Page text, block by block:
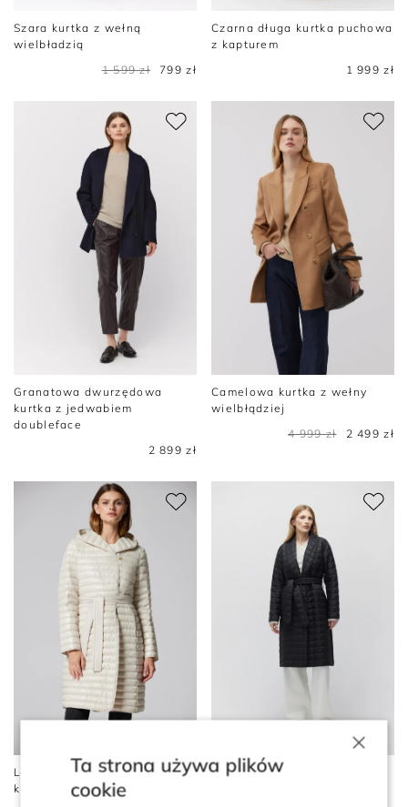
Szara kurtka z wełną
wielbładzią
1 599 zł
799 zł
Czarna długa kurtka puchowa
z kapturem
1 999 zł
Granatowa dwurzędowa
kurtka z jedwabiem
doubleface
2 899 zł
Camelowa kurtka z wełny
wielbłądziej
4 999 zł
2 499 zł
Lekka beżowa puchowa
kurtka z kapturem Mila
Czarna kurtka pikowana z
×
Ta strona używa plików
cookie